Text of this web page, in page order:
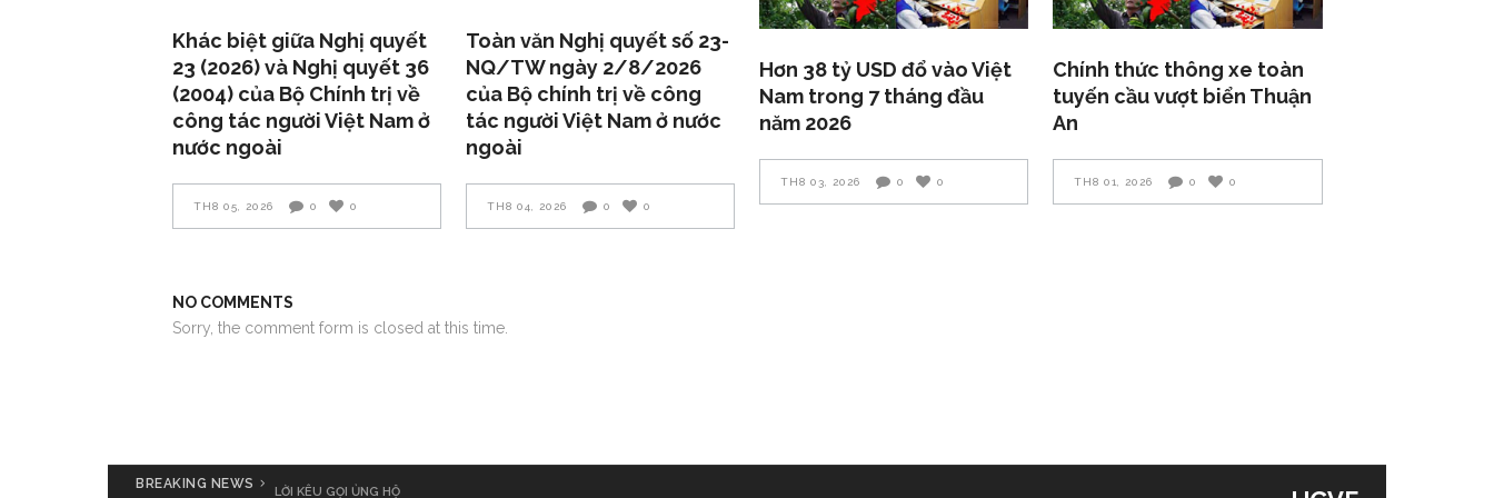
Khác biệt giữa Nghị quyết
23 (2026) và Nghị quyết 36
(2004) của Bộ Chính trị về
công tác người Việt Nam ở
nước ngoài
TH8 05, 2026 0 0
Toàn văn Nghị quyết số 23-
NQ/TW ngày 2/8/2026
của Bộ chính trị về công
tác người Việt Nam ở nước
ngoài
TH8 04, 2026 0 0
Hơn 38 tỷ USD đổ vào Việt
Nam trong 7 tháng đầu
năm 2026
TH8 03, 2026 0 0
Chính thức thông xe toàn
tuyến cầu vượt biển Thuận
An
TH8 01, 2026 0 0
NO COMMENTS
Sorry, the comment form is closed at this time.
BREAKING NEWS
LỜI KÊU GỌI ỦNG HỘ